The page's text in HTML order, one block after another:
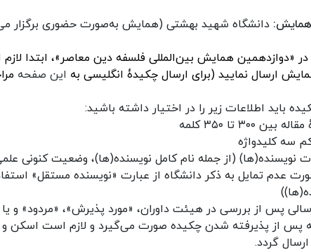
همایش: دانشگاه شهید بهشتی (همایش به‌صورت حضوری برگزار
در «دوازدهمین همایش بین‌المللی فلسفه دین معاصر»، ابتدا
ارسال نمایید (برای ارسال چکیدۀ انگلیسی به این صفحه
باید اطلاعات زیر را در اختیار داشته باشید:
مقاله بین ۳۰۰ تا ۳۵۰کلمه
سه کلیدواژه
نویسنده(ها) (از جمله نام کامل نویسنده(ها)، وضعیت کنونی
عدم تمایل به ذکر دانشگاه از عبارت «نویسنده مستقل»
پس از بررسی در هیئت داوران، «مورد پذیرش»، «مردود» و
پس از پذیرفته شدن چکیده صورت می‌گیرد و لازم است اسکن
گردد.